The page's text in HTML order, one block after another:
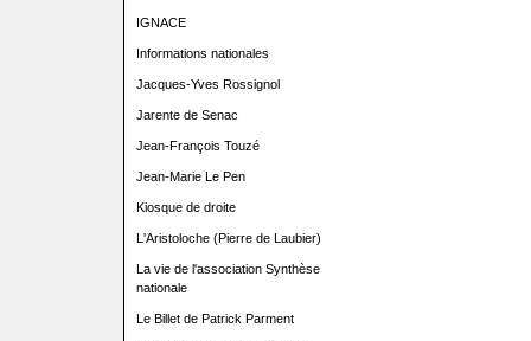
IGNACE
Informations nationales
Jacques-Yves Rossignol
Jarente de Senac
Jean-François Touzé
Jean-Marie Le Pen
Kiosque de droite
L'Aristoloche (Pierre de Laubier)
La vie de l'association Synthèse
nationale
Le Billet de Patrick Parment